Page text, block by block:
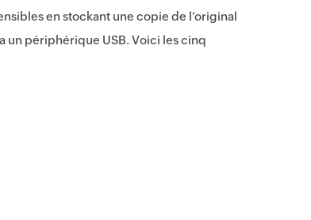
en stockant une copie de l’original
un périphérique USB. Voici les cinq